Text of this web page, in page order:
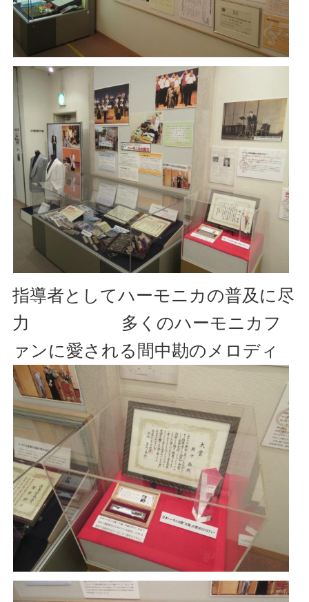
指導者としてハーモニカの普及に尽
力 多くのハーモニカフ
ァンに愛される間中勘のメロディ